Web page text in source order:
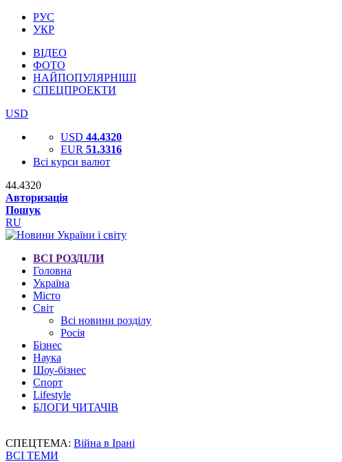
РУС
УКР
ВІДЕО
ФОТО
НАЙПОПУЛЯРНІШІ
СПЕЦПРОЕКТИ
USD
USD 44.4320
EUR 51.3316
Всі курси валют
44.4320
Авторизація
Пошук
RU
ВСІ РОЗДІЛИ
Головна
Україна
Місто
Світ
Всі новини розділу
Росія
Бізнес
Наука
Шоу-бізнес
Спорт
Lifestyle
БЛОГИ ЧИТАЧІВ
СПЕЦТЕМА: Війна в Ірані
ВСІ ТЕМИ